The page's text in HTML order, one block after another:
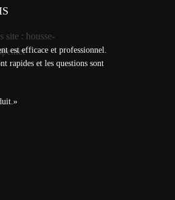
est efficace et professionnel.
rapides et les questions sont
»